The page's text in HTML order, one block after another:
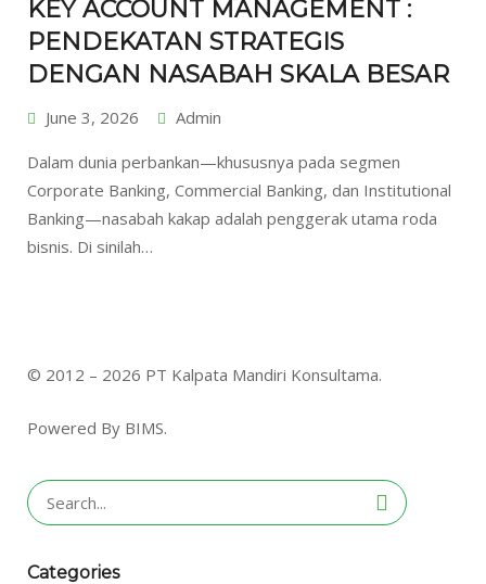
KEY ACCOUNT MANAGEMENT :
PENDEKATAN STRATEGIS
DENGAN NASABAH SKALA BESAR
June 3, 2026 Admin
Dalam dunia perbankan—khususnya pada segmen
Corporate Banking, Commercial Banking, dan Institutional
Banking—nasabah kakap adalah penggerak utama roda
bisnis. Di sinilah…
© 2012 – 2026 PT Kalpata Mandiri Konsultama.
Powered By BIMS.
Search
for:
Categories